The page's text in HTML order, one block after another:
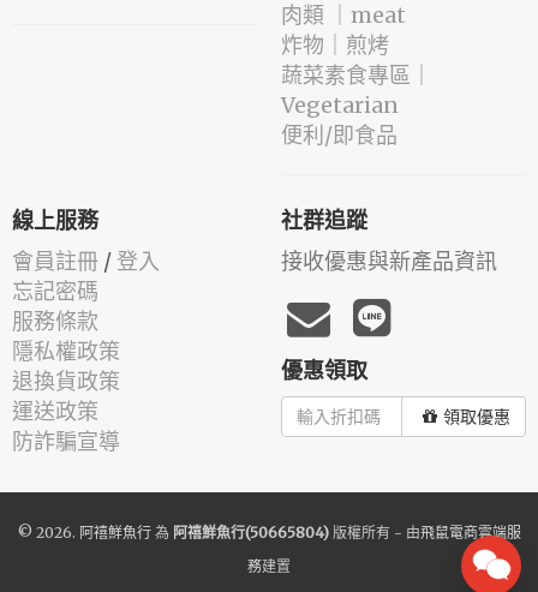
肉類 ｜meat
️炸物｜煎烤
蔬菜素食專區｜
Vegetarian
便利/即食品
線上服務
會員註冊 / 登入
忘記密碼
服務條款
隱私權政策
退換貨政策
運送政策
防詐騙宣導
社群追蹤
接收優惠與新產品資訊
優惠領取
領取優惠
© 2026. 阿禧鮮魚行為 阿禧鮮魚行(50665804)版權所有 - 由飛鼠電商雲端服
務建置